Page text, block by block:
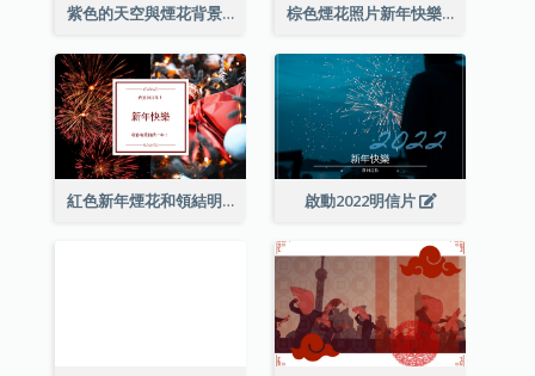
紫色的天空與煙花背景新年明信片 棕色煙花照片新年快樂明信片
紅色新年煙花和領結明信片 啟動2022明信片